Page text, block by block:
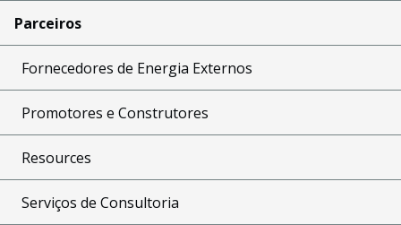
Parceiros
Fornecedores de Energia Externos
Promotores e Construtores
Resources
Serviços de Consultoria